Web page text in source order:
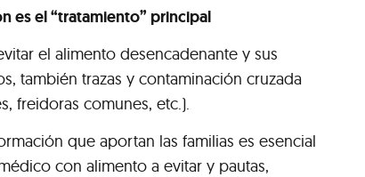
es el “tratamiento” principal
el alimento desencadenante y sus
también trazas y contaminación cruzada
freidoras comunes, etc.).
que aportan las familias es esencial
con alimento a evitar y pautas,